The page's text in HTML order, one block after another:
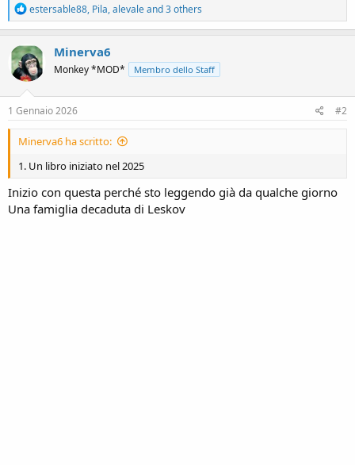
R
e
a
c
t
i
o
n
s
estersable88, Pila,alevaleand 3 others
Minerva6
Monkey *MOD* Membro dello Staff
1 Gennaio 2026 #2
Minerva6 ha scritto:
1. Un libro iniziato nel 2025
Inizio con questa perché sto leggendo già da qualche giorno
Una famiglia decaduta di Leskov